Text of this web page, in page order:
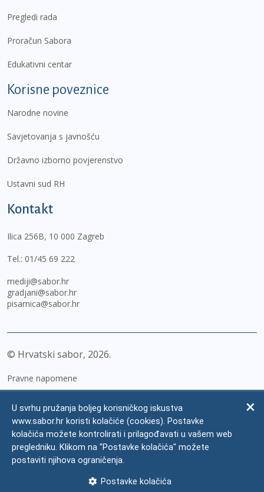
Pregledi rada
Proračun Sabora
Edukativni centar
Korisne poveznice
Narodne novine
Savjetovanja s javnošću
Državno izborno povjerenstvo
Ustavni sud RH
Kontakt
Ilica 256B, 10 000 Zagreb
Tel.: 01/45 69 222
mediji@sabor.hr
gradjani@sabor.hr
pisarnica@sabor.hr
© Hrvatski sabor, 2026
Pravne napomene
Zaštita osobnih podataka
Impressum
Česta pitanja
U svrhu pružanja boljeg korisničkog iskustva
www.sabor.hr koristi kolačiće (cookies). Postavke
kolačića možete kontrolirati i prilagođavati u vašem web
pregledniku. Klikom na "Postavke kolačića" možete
postaviti njihova ograničenja.
Postavke kolačića